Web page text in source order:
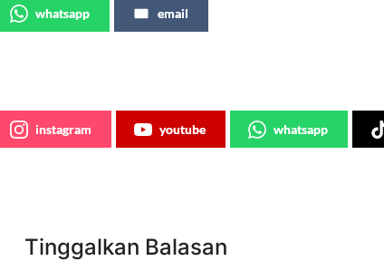
whatsapp email
instagram youtube whatsapp
Tinggalkan Balasan